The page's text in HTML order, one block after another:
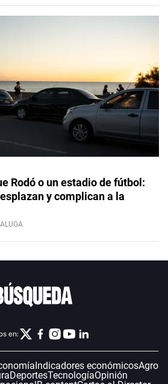
Rodó o un estadio de fútbol:
y complican a la
en:
Indicadores económicosAgro
DeportesTecnologíaOpinión